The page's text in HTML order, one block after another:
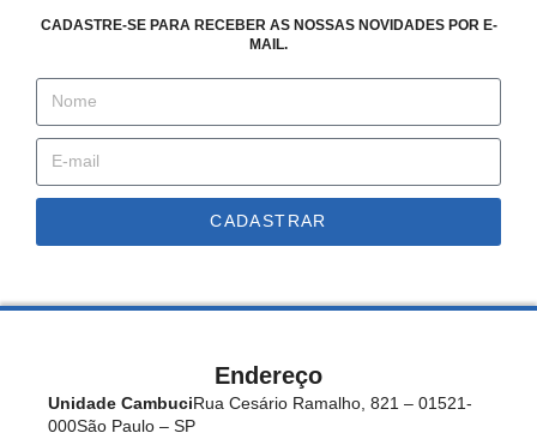
CADASTRE-SE PARA RECEBER AS NOSSAS NOVIDADES POR E-
MAIL.
CADASTRAR
Endereço
Unidade CambuciRua Cesário Ramalho, 821 – 01521-
000São Paulo – SP